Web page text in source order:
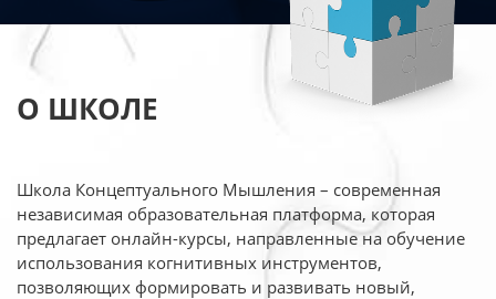
О ШКОЛЕ
Школа Концептуального Мышления – современная
независимая образовательная платформа, которая
предлагает онлайн-курсы, направленные на обучение
использования когнитивных инструментов,
позволяющих формировать и развивать новый,